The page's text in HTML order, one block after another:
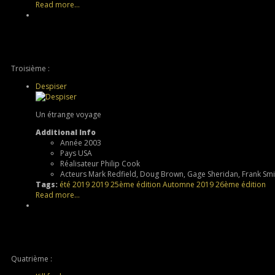
Read more...
Troisième :
Despiser
Un étrange voyage
Additional Info
Année 2003
Pays USA
Réalisateur Philip Cook
Acteurs Mark Redfield, Doug Brown, Gage Sheridan, Frank
Tags: été 2019201925ème édition Automne 201926ème édition
Read more...
Quatrième :